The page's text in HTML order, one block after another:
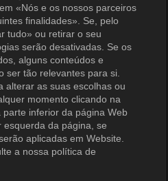
«Nós e os nossos parceiros
finalidades». Se, pelo
tudo» ou retirar o seu
serão desativadas. Se os
alguns conteúdos e
ser tão relevantes para si.
alterar as suas escolhas ou
momento clicando na
inferior da página Web
da página, se
aplicadas em Website.
a nossa política de